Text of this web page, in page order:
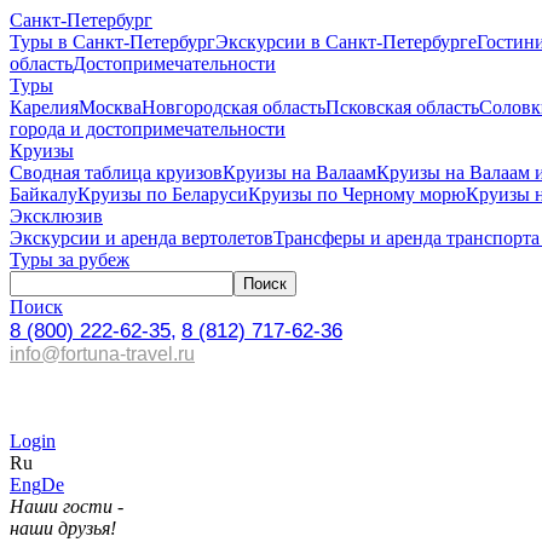
Санкт-Петербург
Туры в Санкт-ПетербургЭкскурсии в Санкт-Петербурге
областьДостопримечательности
Туры
КарелияМоскваНовгородская областьПсковская область
города и достопримечательности
Круизы
Сводная таблица круизовКруизы на ВалаамКруизы на Валаам
БайкалуКруизы по БеларусиКруизы по Черному морюКруизы
Эксклюзив
Экскурсии и аренда вертолетовТрансферы и аренда транспорта
Туры за рубеж
Поиск
8 (800) 222-62-35, 8 (812) 717-62-36
info@fortuna-travel.ru
Login
Ru
EngDe
Наши гости -
наши друзья!